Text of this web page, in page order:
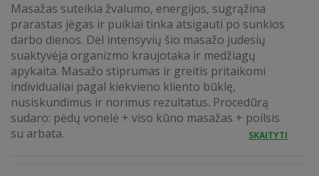
Masažas suteikia žvalumo, energijos, sugrąžina
prarastas jėgas ir puikiai tinka atsigauti po sunkios
darbo dienos. Dėl intensyvių šio masažo judesių
suaktyvėja organizmo kraujotaka ir medžiagų
apykaita. Masažo stiprumas ir greitis pritaikomi
individualiai pagal kiekvieno kliento būklę,
nusiskundimus ir norimus rezultatus. Procedūrą
sudaro: pėdų vonelė + viso kūno masažas + poilsis
su arbata.
SKAITYTI